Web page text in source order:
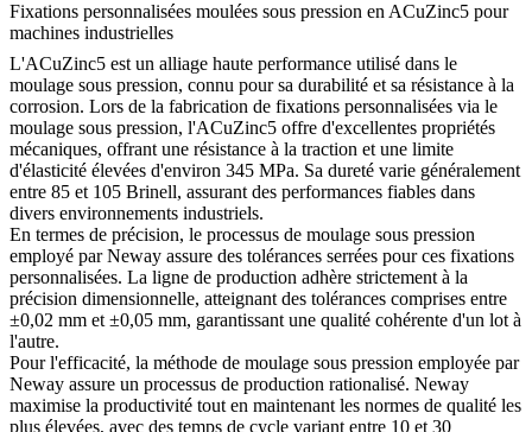
Fixations personnalisées moulées sous pression en ACuZinc5 pour
machines industrielles
L'ACuZinc5 est un alliage haute performance utilisé dans le
moulage sous pression, connu pour sa durabilité et sa résistance à la
corrosion. Lors de la fabrication de fixations personnalisées via le
moulage sous pression, l'ACuZinc5 offre d'excellentes propriétés
mécaniques, offrant une résistance à la traction et une limite
d'élasticité élevées d'environ 345 MPa. Sa dureté varie généralement
entre 85 et 105 Brinell, assurant des performances fiables dans
divers environnements industriels.
En termes de précision, le processus de moulage sous pression
employé par Neway assure des tolérances serrées pour ces fixations
personnalisées. La ligne de production adhère strictement à la
précision dimensionnelle, atteignant des tolérances comprises entre
±0,02 mm et ±0,05 mm, garantissant une qualité cohérente d'un lot à
l'autre.
Pour l'efficacité, la méthode de moulage sous pression employée par
Neway assure un processus de production rationalisé. Neway
maximise la productivité tout en maintenant les normes de qualité les
plus élevées, avec des temps de cycle variant entre 10 et 30